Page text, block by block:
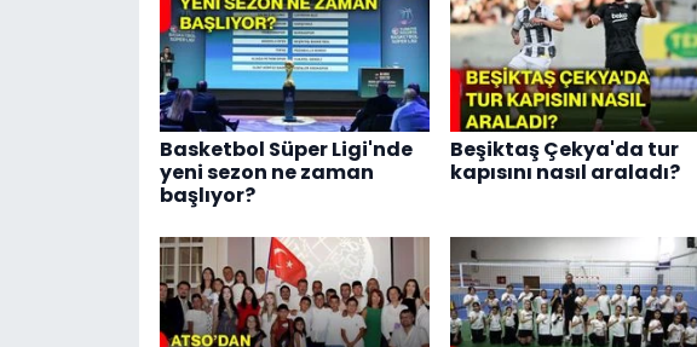
Basketbol Süper Ligi'nde
yeni sezon ne zaman
başlıyor?
Beşiktaş Çekya'da tur
kapısını nasıl araladı?